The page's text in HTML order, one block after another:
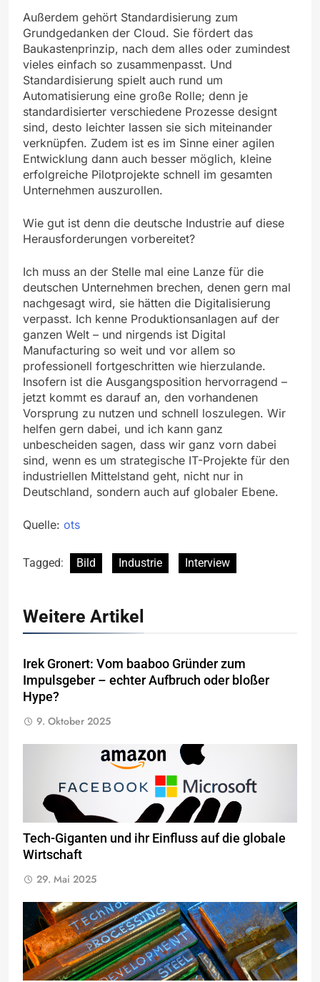
Außerdem gehört Standardisierung zum
Grundgedanken der Cloud. Sie fördert das
Baukastenprinzip, nach dem alles oder zumindest
vieles einfach so zusammenpasst. Und
Standardisierung spielt auch rund um
Automatisierung eine große Rolle; denn je
standardisierter verschiedene Prozesse designt
sind, desto leichter lassen sie sich miteinander
verknüpfen. Zudem ist es im Sinne einer agilen
Entwicklung dann auch besser möglich, kleine
erfolgreiche Pilotprojekte schnell im gesamten
Unternehmen auszurollen.
Wie gut ist denn die deutsche Industrie auf diese
Herausforderungen vorbereitet?
Ich muss an der Stelle mal eine Lanze für die
deutschen Unternehmen brechen, denen gern mal
nachgesagt wird, sie hätten die Digitalisierung
verpasst. Ich kenne Produktionsanlagen auf der
ganzen Welt – und nirgends ist Digital
Manufacturing so weit und vor allem so
professionell fortgeschritten wie hierzulande.
Insofern ist die Ausgangsposition hervorragend –
jetzt kommt es darauf an, den vorhandenen
Vorsprung zu nutzen und schnell loszulegen. Wir
helfen gern dabei, und ich kann ganz
unbescheiden sagen, dass wir ganz vorn dabei
sind, wenn es um strategische IT-Projekte für den
industriellen Mittelstand geht, nicht nur in
Deutschland, sondern auch auf globaler Ebene.
Quelle: ots
Tagged: Bild Industrie Interview
Weitere Artikel
Irek Gronert: Vom baaboo Gründer zum
Impulsgeber – echter Aufbruch oder bloßer
Hype?
9. Oktober 2025
Tech-Giganten und ihr Einfluss auf die globale
Wirtschaft
29. Mai 2025